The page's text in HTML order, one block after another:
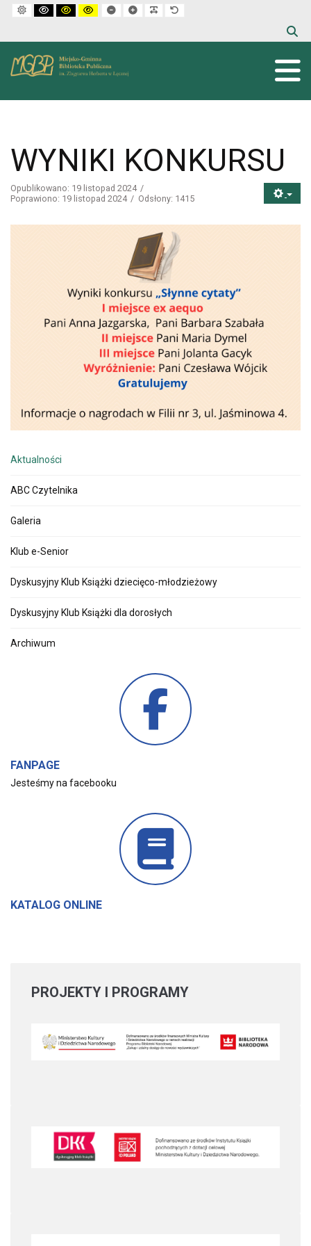
Default mode
High contrast black white mode
High contrast black yellow mode
High contrast yellow black mode
Set smaller font
Set larger font
Make font more readable
WYNIKI KONKURSU
Opublikowano: 19 listopad 2024
Poprawiono: 19 listopad 2024
Odsłony: 1415
Aktualności
ABC Czytelnika
Galeria
Klub e-Senior
Dyskusyjny Klub Książki dziecięco-młodzieżowy
Dyskusyjny Klub Książki dla dorosłych
Archiwum
FANPAGE
Jesteśmy na facebooku
KATALOG ONLINE
PROJEKTY I PROGRAMY